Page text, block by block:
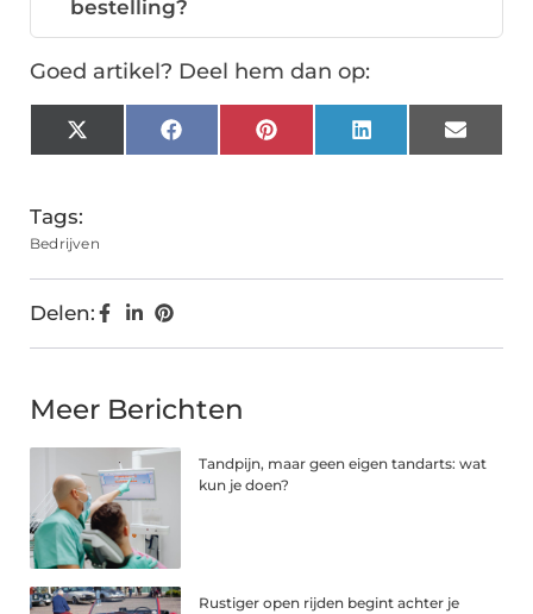
bestelling?
Goed artikel? Deel hem dan op:
X
(Twitter)
FacebookPinterestLinkedInEmail
Tags:
Bedrijven
Delen:
Meer Berichten
Tandpijn, maar geen eigen tandarts: wat
kun je doen?
Rustiger open rijden begint achter je